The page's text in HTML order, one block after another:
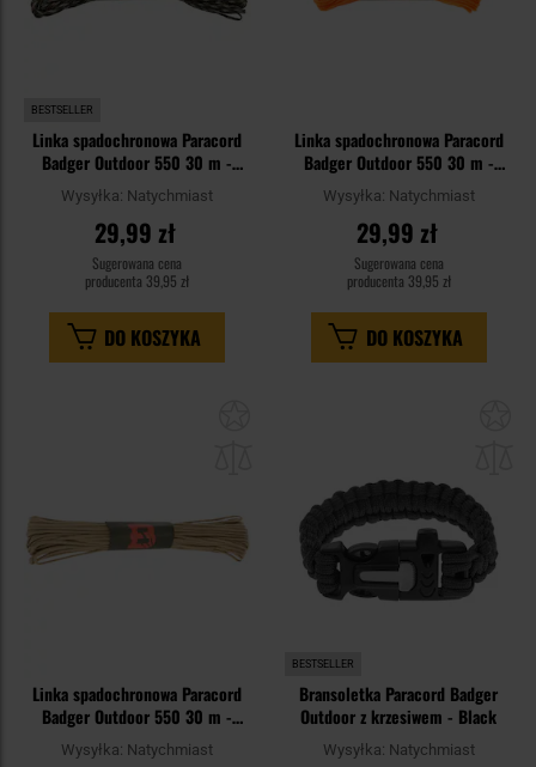
BESTSELLER
Linka spadochronowa Paracord
Badger Outdoor 550 30 m -
Woodland
Wysyłka: Natychmiast
29,99 zł
Sugerowana cena
producenta 39,95 zł
DO KOSZYKA
Linka spadochronowa Paracord
Badger Outdoor 550 30 m -
Neon Orange
Wysyłka: Natychmiast
29,99 zł
Sugerowana cena
producenta 39,95 zł
DO KOSZYKA
Linka spadochronowa Paracord
Badger Outdoor 550 30 m -
Coyote
Wysyłka: Natychmiast
BESTSELLER
Bransoletka Paracord Badger
Outdoor z krzesiwem - Black
Wysyłka: Natychmiast